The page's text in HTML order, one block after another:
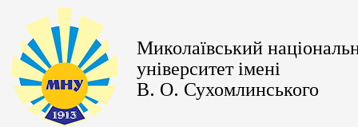
Миколаївський
університет імені
В. О. Сухомлинського